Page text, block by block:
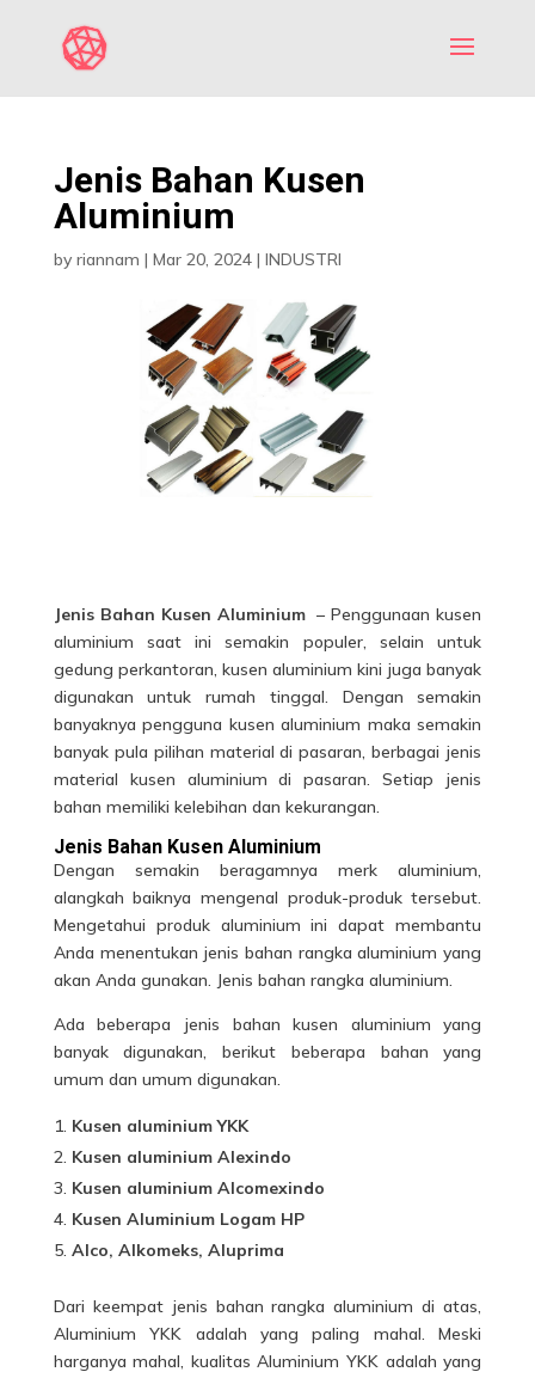
Jenis Bahan Kusen
Aluminium
by riannam | Mar 20, 2024| INDUSTRI
Jenis Bahan Kusen Aluminium– Penggunaan kusen
aluminium saat ini semakin populer, selain untuk
gedung perkantoran, kusen aluminium kini juga banyak
digunakan untuk rumah tinggal. Dengan semakin
banyaknya pengguna kusen aluminium maka semakin
banyak pula pilihan material di pasaran, berbagai jenis
material kusen aluminium di pasaran. Setiap jenis
bahan memiliki kelebihan dan kekurangan.
Jenis Bahan Kusen Aluminium
Dengan semakin beragamnya merk aluminium,
alangkah baiknya mengenal produk-produk tersebut.
Mengetahui produk aluminium ini dapat membantu
Anda menentukan jenis bahan rangka aluminium yang
akan Anda gunakan. Jenis bahan rangka aluminium.
Ada beberapa jenis bahan kusen aluminium yang
banyak digunakan, berikut beberapa bahan yang
umum dan umum digunakan.
Kusen aluminium YKK
Kusen aluminium Alexindo
Kusen aluminium Alcomexindo
Kusen Aluminium Logam HP
Alco, Alkomeks, Aluprima
Dari keempat jenis bahan rangkaaluminium di atas,
Aluminium YKK adalah yang paling mahal. Meski
harganya mahal, kualitas Aluminium YKK adalah yang